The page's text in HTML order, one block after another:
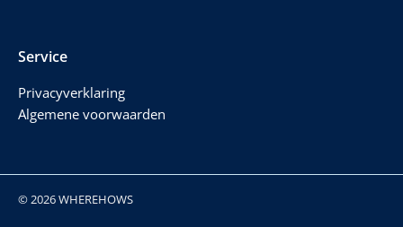
Service
Privacyverklaring
Algemene voorwaarden
© 2026 WHEREHOWS